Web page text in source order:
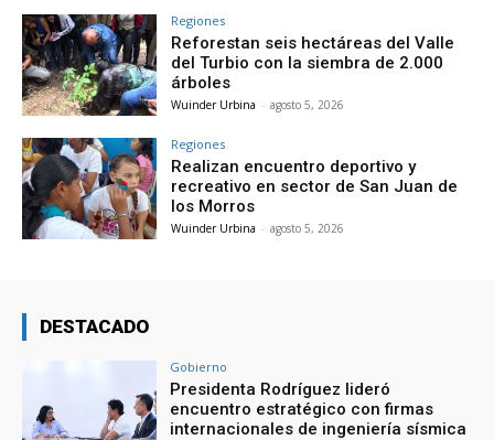
Regiones
Reforestan seis hectáreas del Valle
del Turbio con la siembra de 2.000
árboles
Wuinder Urbina - agosto 5, 2026
Regiones
Realizan encuentro deportivo y
recreativo en sector de San Juan de
los Morros
Wuinder Urbina - agosto 5, 2026
DESTACADO
Gobierno
Presidenta Rodríguez lideró
encuentro estratégico con firmas
internacionales de ingeniería sísmica